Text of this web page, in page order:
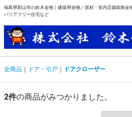
福島県郡山市の鈴木金物｜建築用金物／資材・室内店舗装飾金
バリアフリー住宅など
全商品 ドア・引戸 ドアクローザー
2件の商品がみつかりました。